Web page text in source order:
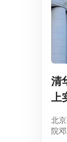
清
上
北
院